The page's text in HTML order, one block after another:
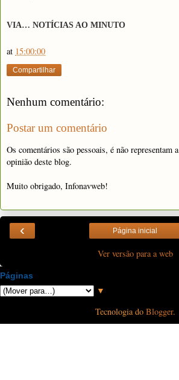
VIA… NOTÍCIAS AO MINUTO
at 15:00:00
Compartilhar
Nenhum comentário:
Postar um comentário
Os comentários são pessoais, é não representam a
opinião deste blog.
Muito obrigado, Infonavweb!
‹ Página inicial
Ver versão para a web
Páginas
▼
Tecnologia do Blogger.